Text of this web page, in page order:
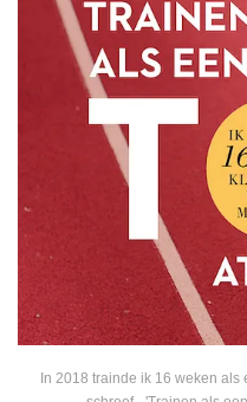
In 2018 trainde ik 16 weken